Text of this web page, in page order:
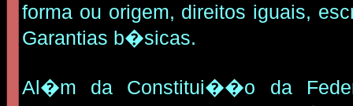
forma ou origem, direitos iguais,
Garantias b�sicas.
Al�m da Constitui��o da